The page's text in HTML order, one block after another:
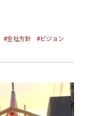
#全社方針 #ビジョン